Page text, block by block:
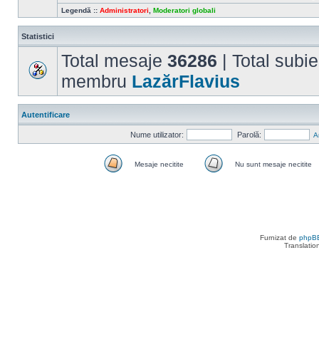
Legendă :: Administratori Moderatori globali
Statistici
Total mesaje 36286 | Total
membru LazărFlavius
Autentificare
Nume utilizator: Parolă:
Mesaje necitite
Nu sunt mesaje necitite
Furnizat de